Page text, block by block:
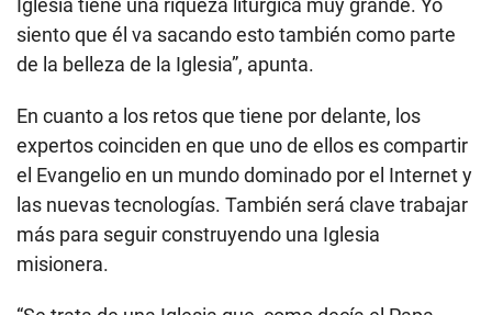
siento que él va sacando esto también como parte
de la belleza de la Iglesia”, apunta.
En cuanto a los retos que tiene por delante, los
expertos coinciden en que uno de ellos es compartir
el Evangelio en un mundo dominado por el Internet y
las nuevas tecnologías. También será clave trabajar
más para seguir construyendo una Iglesia
misionera.